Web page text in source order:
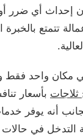
إحداث أي ضرر
تتمتع بالخبرة
مكان واحد فقط
بأسعار
أنه يوفر
التدخل في